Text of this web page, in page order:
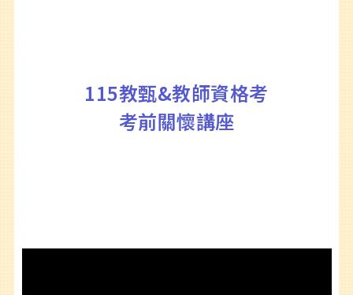
115教甄&教師資格考
考前關懷講座